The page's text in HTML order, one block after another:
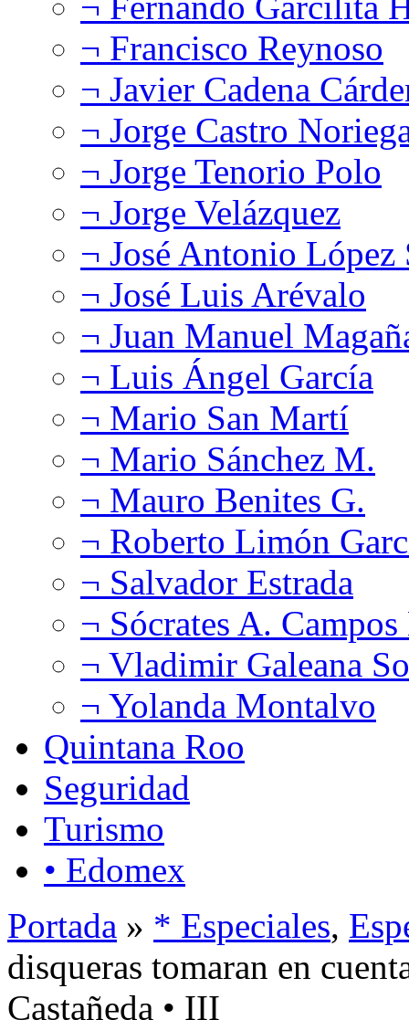
¬ Francisco Reynoso
¬ Javier Cadena
¬ Jorge Castro
¬ Jorge Tenorio Polo
¬ Jorge Velázquez
¬ José Antonio López
¬ José Luis Arévalo
¬ Juan Manuel
¬ Luis Ángel García
¬ Mario San Martí
¬ Mario Sánchez M.
¬ Mauro Benites G.
¬ Roberto Limón
¬ Salvador Estrada
¬ Sócrates A.
¬ Vladimir Galeana
¬ Yolanda Montalvo
Quintana Roo
Seguridad
Turismo
• Edomex
Portada » * Especiales,
disqueras tomaran en
Castañeda • III